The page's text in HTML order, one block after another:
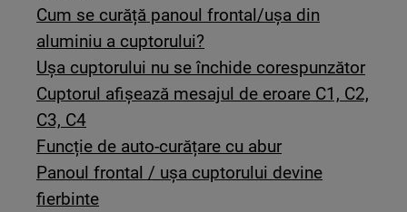
Cum se curăță panoul frontal/ușa din
aluminiu a cuptorului?
Uşa cuptorului nu se închide corespunzător
Cuptorul afișează mesajul de eroare C1, C2,
C3, C4
Funcție de auto-curățare cu abur
Panoul frontal / ușa cuptorului devine
fierbinte